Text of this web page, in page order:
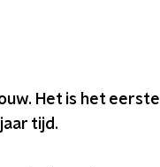
Het is het eerste
tijd.